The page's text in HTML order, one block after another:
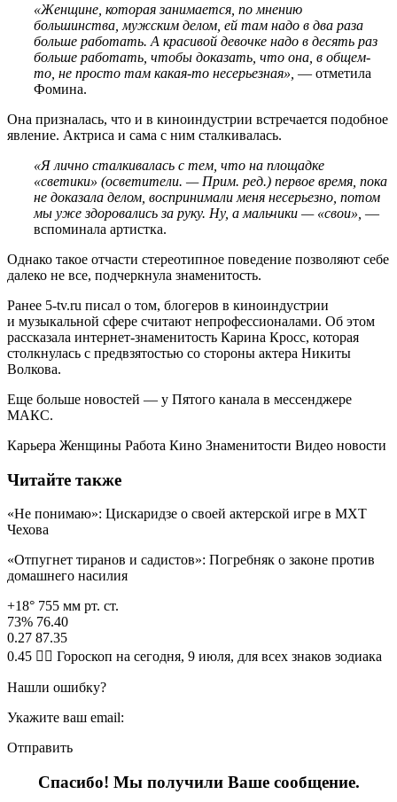
«Женщине, которая занимается, по мнению
большинства, мужским делом, ей там надо в два раза
больше работать. А красивой девочке надо в десять раз
больше работать, чтобы доказать, что она, в общем-
то, не просто там какая-то несерьезная», — отметила
Фомина.
Она призналась, что и в киноиндустрии встречается подобное
явление. Актриса и сама с ним сталкивалась.
«Я лично сталкивалась с тем, что на площадке
«светики» (осветители. — Прим. ред.) первое время, пока
не доказала делом, воспринимали меня несерьезно, потом
мы уже здоровались за руку. Ну, а мальчики — «свои», —
вспоминала артистка.
Однако такое отчасти стереотипное поведение позволяют себе
далеко не все, подчеркнула знаменитость.
Ранее 5-tv.ru писал о том, блогеров в киноиндустрии
и музыкальной сфере считают непрофессионалами. Об этом
рассказала интернет-знаменитость Карина Кросс, которая
столкнулась с предвзятостью со стороны актера Никиты
Волкова.
Еще больше новостей — у Пятого канала в мессенджере
МАКС.
Карьера Женщины Работа Кино Знаменитости Видео новости
Читайте также
«Не понимаю»: Цискаридзе о своей актерской игре в МХТ
Чехова
«Отпугнет тиранов и садистов»: Погребняк о законе против
домашнего насилия
+18° 755 мм рт. ст.
73% 76.40
0.27 87.35
0.45 🧙‍♀ Гороскоп на сегодня, 9 июля, для всех знаков зодиака
Нашли ошибку?
Укажите ваш email:
Отправить
Спасибо! Мы получили Ваше сообщение.